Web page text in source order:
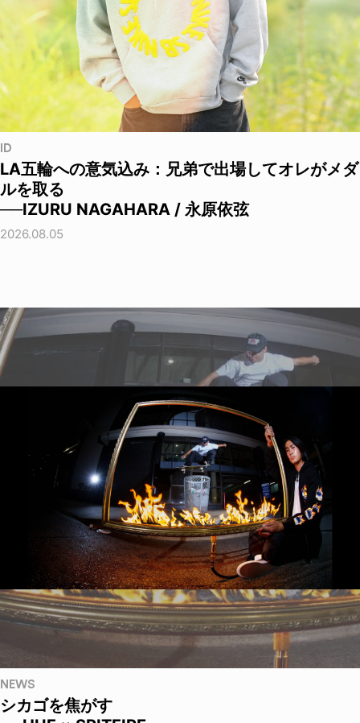
ID
LA五輪への意気込み：兄弟で出場してオレがメダ
ルを取る
──IZURU NAGAHARA / 永原依弦
2026.08.05
NEWS
シカゴを焦がす